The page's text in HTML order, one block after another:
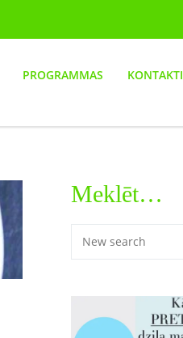
PROGRAMMAS KONTAKTI
Meklēt…